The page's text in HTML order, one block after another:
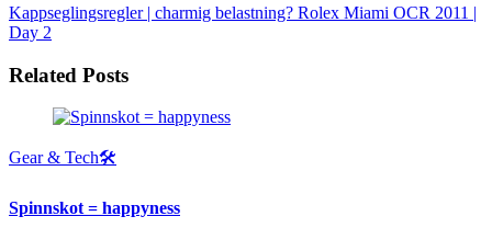
Kappseglingsregler | charmig belastning? Rolex Miami OCR 2011 |
Day 2
Related Posts
Gear & Tech🛠
Spinnskot = happyness